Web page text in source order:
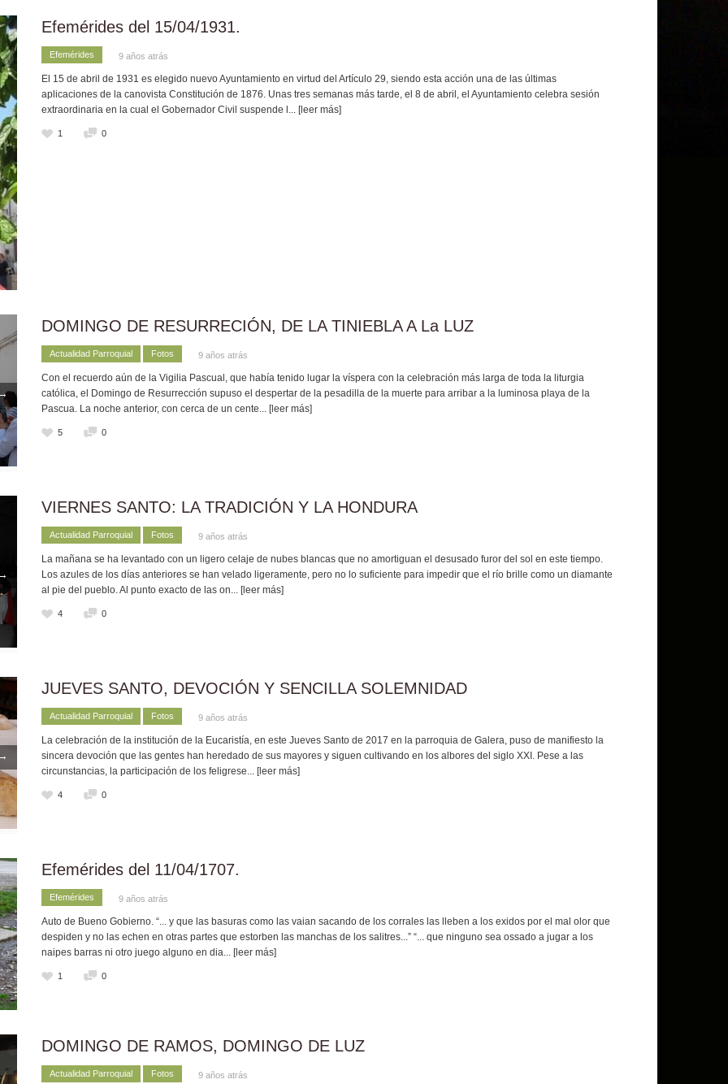
Efemérides del 15/04/1931.
Efemérides 9 años atrás
El 15 de abril de 1931 es elegido nuevo Ayuntamiento en virtud del Artículo 29, siendo esta acción una de las últimas
aplicaciones de la canovista Constitución de 1876. Unas tres semanas más tarde, el 8 de abril, el Ayuntamiento celebra sesión
extraordinaria en la cual el Gobernador Civil suspende l ... [leer más]
1 0
DOMINGO DE RESURRECIÓN, DE LA TINIEBLA A La LUZ
Actualidad Parroquial Fotos 9 años atrás
Con el recuerdo aún de la Vigilia Pascual, que había tenido lugar la víspera con la celebración más larga de toda la liturgia
católica, el Domingo de Resurrección supuso el despertar de la pesadilla de la muerte para arribar a la luminosa playa de la
Pascua. La noche anterior, con cerca de un cente... [leer más]
5 0
VIERNES SANTO: LA TRADICIÓN Y LA HONDURA
Actualidad Parroquial Fotos 9 años atrás
La mañana se ha levantado con un ligero celaje de nubes blancas que no amortiguan el desusado furor del sol en este tiempo.
Los azules de los días anteriores se han velado ligeramente, pero no lo suficiente para impedir que el río brille como un diamante
al pie del pueblo. Al punto exacto de las on... [leer más]
4 0
JUEVES SANTO, DEVOCIÓN Y SENCILLA SOLEMNIDAD
Actualidad Parroquial Fotos 9 años atrás
La celebración de la institución de la Eucaristía, en este Jueves Santo de 2017 en la parroquia de Galera, puso de manifiesto la
sincera devoción que las gentes han heredado de sus mayores y siguen cultivando en los albores del siglo XXI. Pese a las
circunstancias, la participación de los feligrese... [leer más]
4 0
Efemérides del 11/04/1707.
Efemérides 9 años atrás
Auto de Bueno Gobierno. “... y que las basuras como las vaian sacando de los corrales las lleben a los exidos por el mal olor que
despiden y no las echen en otras partes que estorben las manchas de los salitres...” “... que ninguno sea ossado a jugar a los
naipes barras ni otro juego alguno en dia... [leer más]
1 0
DOMINGO DE RAMOS, DOMINGO DE LUZ
Actualidad Parroquial Fotos 9 años atrás